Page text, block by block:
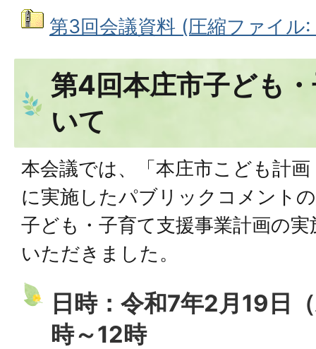
第3回会議資料 (圧縮ファイル
第4回本庄市子ども
いて
本会議では、「本庄市こども計
に実施したパブリックコメント
子ども・子育て支援事業計画の
いただきました。
日時：令和7年2月19日
時～12時